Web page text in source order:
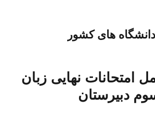
های کشور
امتحانات نهایی زبان
دبیرستان